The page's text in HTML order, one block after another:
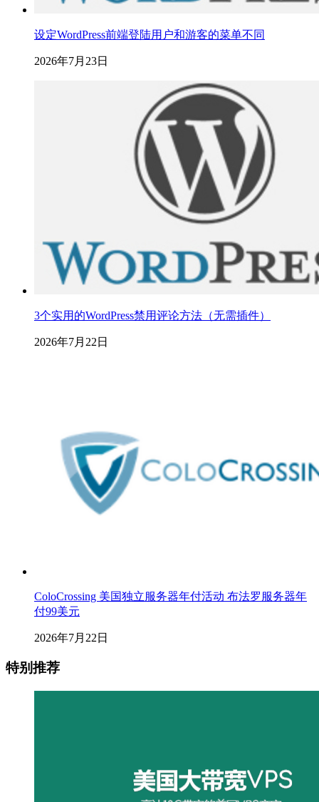
设定WordPress前端登陆用户和游客的菜单不同
2026年7月23日
3个实用的WordPress禁用评论方法（无需插件）
2026年7月22日
ColoCrossing 美国独立服务器年付活动 布法罗服务器年
付99美元
2026年7月22日
特别推荐